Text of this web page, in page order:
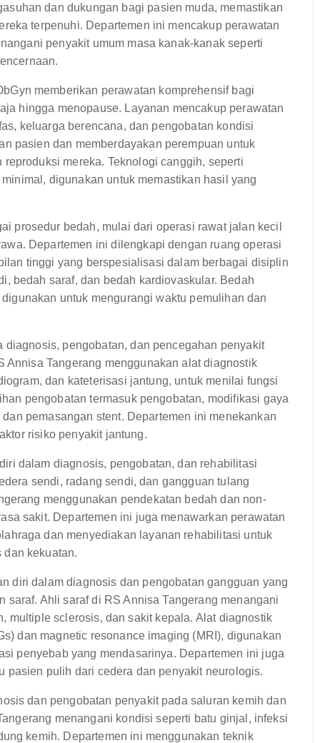
dan dukungan bagi pasien muda, memastikan
terpenuhi. Departemen ini mencakup perawatan
penyakit umum masa kanak-kanak seperti
memberikan perawatan komprehensif bagi
hingga menopause. Layanan mencakup perawatan
keluarga berencana, dan pengobatan kondisi
pasien dan memberdayakan perempuan untuk
mereka. Teknologi canggih, seperti
digunakan untuk memastikan hasil yang
prosedur bedah, mulai dari operasi rawat jalan kecil
Departemen ini dilengkapi dengan ruang operasi
tinggi yang berspesialisasi dalam berbagai disiplin
bedah saraf, dan bedah kardiovaskular. Bedah
untuk mengurangi waktu pemulihan dan
pengobatan, dan pencegahan penyakit
Tangerang menggunakan alat diagnostik
dan kateterisasi jantung, untuk menilai fungsi
pengobatan termasuk pengobatan, modifikasi gaya
pemasangan stent. Departemen ini menekankan
risiko penyakit jantung.
dalam diagnosis, pengobatan, dan rehabilitasi
sendi, radang sendi, dan gangguan tulang
menggunakan pendekatan bedah dan non-
sakit. Departemen ini juga menawarkan perawatan
dan menyediakan layanan rehabilitasi untuk
kekuatan.
diri dalam diagnosis dan pengobatan gangguan yang
Ahli saraf di RS Annisa Tangerang menangani
multiple sclerosis, dan sakit kepala. Alat diagnostik
dan magnetic resonance imaging (MRI), digunakan
penyebab yang mendasarinya. Departemen ini juga
pasien pulih dari cedera dan penyakit neurologis.
dan pengobatan penyakit pada saluran kemih dan
menangani kondisi seperti batu ginjal, infeksi
kemih. Departemen ini menggunakan teknik